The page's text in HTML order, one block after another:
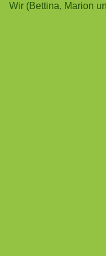
Wir (Bettina, Marion